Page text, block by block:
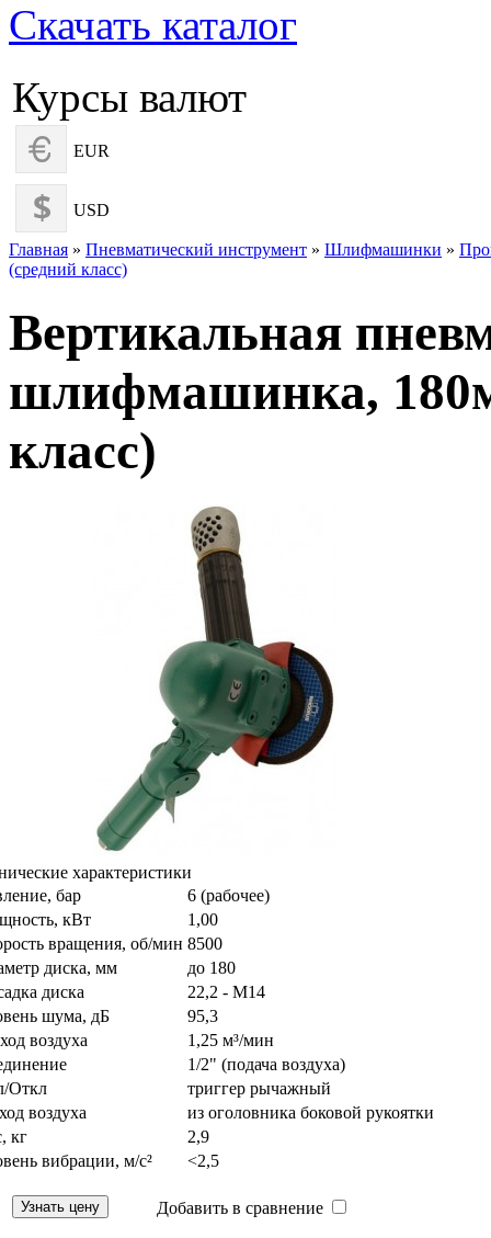
Скачать каталог
Курсы валют
EUR
USD
Главная » Пневматический инструмент » Шлифмашинки »
(средний класс)
Вертикальная
шлифмашинка,
класс)
характеристики
бар
6 (рабочее)
кВт
1,00
вращения, об/мин 8500
диска, мм
до 180
диска
22,2 - M14
шума, дБ
95,3
воздуха
1,25 м³/мин
1/2" (подача воздуха)
Откл
триггер рычажный
воздуха
из оголовника боковой рукоятки
кг
2,9
вибрации, м/с²
<2,5
Добавить в сравнение